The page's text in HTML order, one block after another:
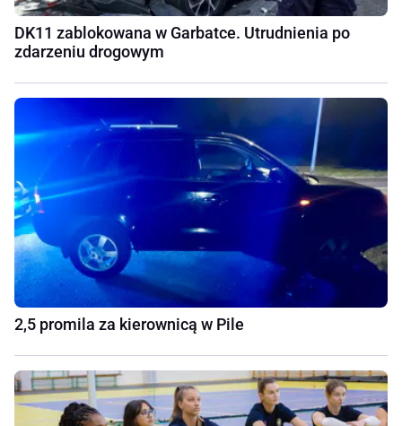
DK11 zablokowana w Garbatce. Utrudnienia po
zdarzeniu drogowym
2,5 promila za kierownicą w Pile